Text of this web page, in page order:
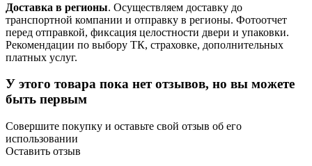
Доставка в регионы. Осуществляем доставку до
транспортной компании и отправку в регионы. Фотоотчет
перед отправкой, фиксация целостности двери и упаковки.
Рекомендации по выбору ТК, страховке, дополнительных
платных услуг.
У этого товара пока нет отзывов, но вы можете
быть первым
Совершите покупку и оставьте свой отзыв об его
использовании
Оставить отзыв